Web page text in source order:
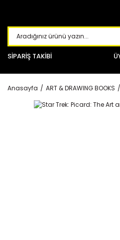
SİPARİŞ TAKİBİ
Anasayfa ART & DRAWING BOOKS